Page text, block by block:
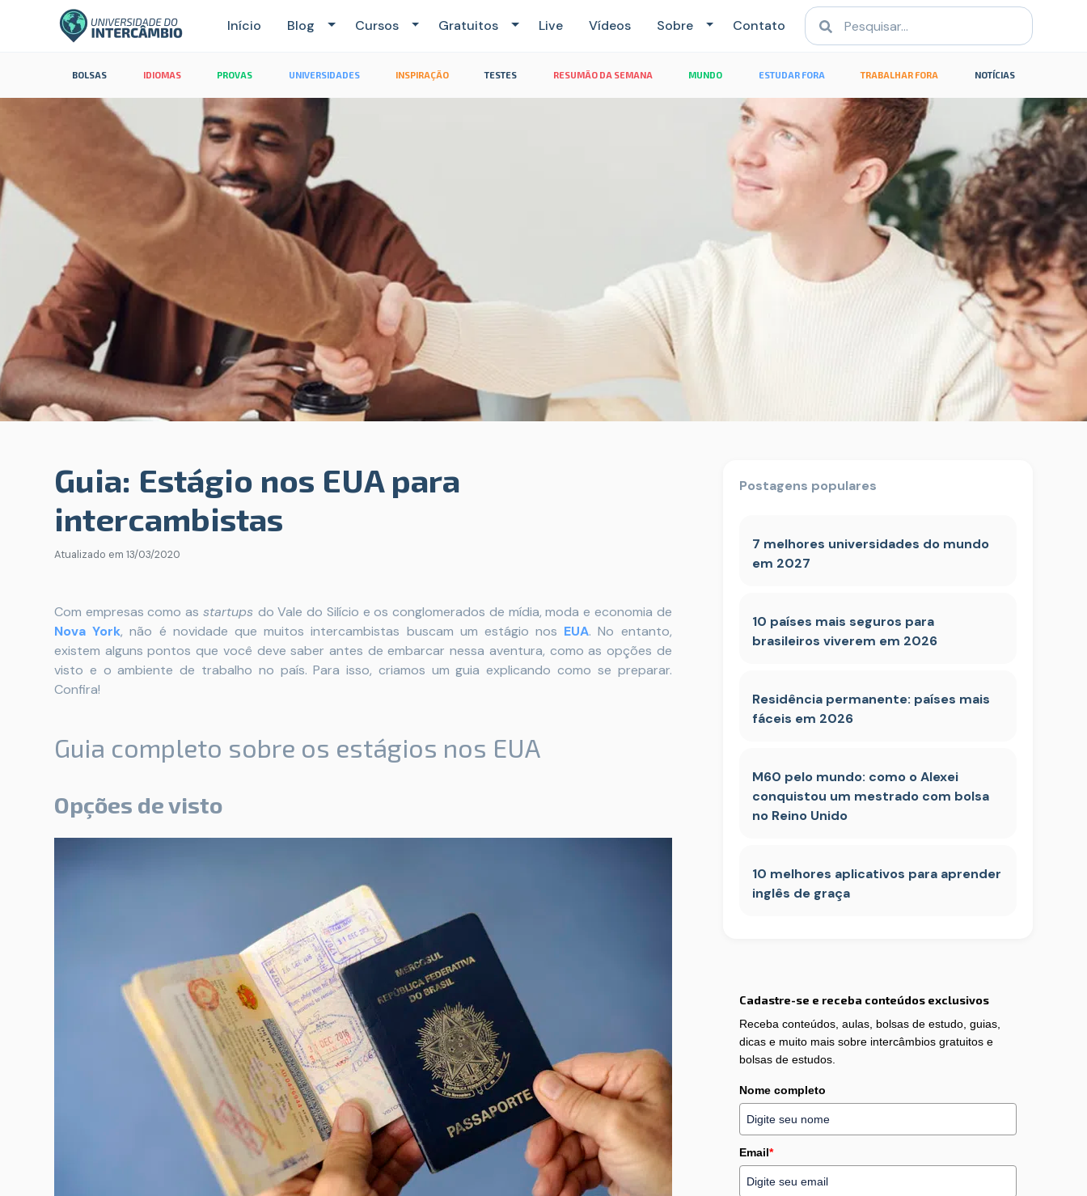
Início Blog Cursos Gratuitos Live Vídeos Sobre Contato
BOLSAS IDIOMAS PROVAS UNIVERSIDADES INSPIRAÇÃO TESTES RESUMÃO DA SEMANA MUNDO ESTUDAR FORA TRABALHAR FORA NOTÍCIAS
Guia: Estágio nos EUA para
intercambistas
Atualizado em 13/03/2020
Com empresas como as startups do Vale do Silício e os conglomerados de mídia, moda e economia de
Nova York, não é novidade que muitos intercambistas buscam um estágio nos EUA. No entanto,
existem alguns pontos que você deve saber antes de embarcar nessa aventura, como as opções de
visto e o ambiente de trabalho no país. Para isso, criamos um guia explicando como se preparar.
Confira!
Guia completo sobre os estágios nos EUA
Opções de visto
Postagens populares
7 melhores universidades do mundo
em 2027
10 países mais seguros para
brasileiros viverem em 2026
Residência permanente: países mais
fáceis em 2026
M60 pelo mundo: como o Alexei
conquistou um mestrado com bolsa
no Reino Unido
10 melhores aplicativos para aprender
inglês de graça
Cadastre-se e receba conteúdos exclusivos
Receba conteúdos, aulas, bolsas de estudo, guias,
dicas e muito mais sobre intercâmbios gratuitos e
bolsas de estudos.
Nome completo
Email*